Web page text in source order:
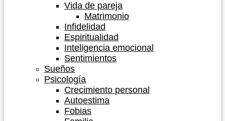
Vida de pareja
Matrimonio
Infidelidad
Espiritualidad
Inteligencia emocional
Sentimientos
Sueños
Psicología
Crecimiento personal
Autoestima
Fobias